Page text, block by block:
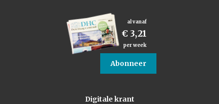
al vanaf
€ 3,21
per week
Abonneer
Digitale krant